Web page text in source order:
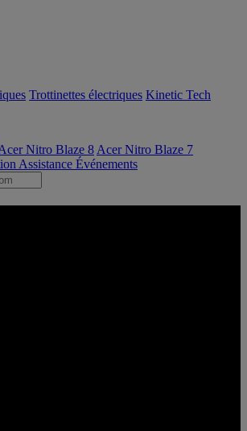
Trottinettes électriques Kinetic Tech
Nitro Blaze 8 Acer Nitro Blaze 7
Assistance Événements